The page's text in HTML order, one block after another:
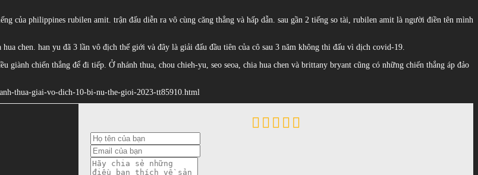
của philippines rubilen amit. trận đấu diễn ra vô cùng căng thẳng và hấp dẫn. sau gần 2 tiếng so tài, rubilen amit là người điền tên mình
chen. han yu đã 3 lần vô địch thế giới và đây là giải đấu đầu tiên của cô sau 3 năm không thi đấu vì dịch covid-19.
chiến thắng để đi tiếp. Ở nhánh thua, chou chieh-yu, seo seoa, chia hua chen và brittany bryant cũng có những chiến thắng áp đảo
thua-giai-vo-dich-10-bi-nu-the-gioi-2023-tt85910.html